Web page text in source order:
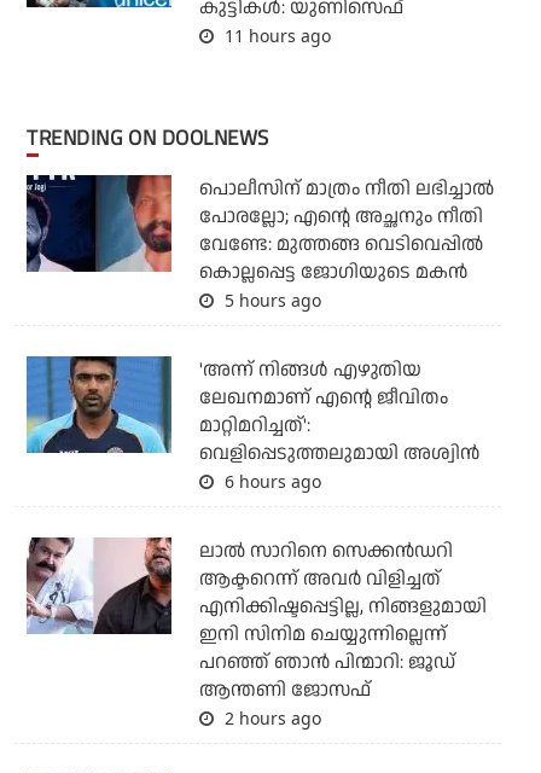
കുട്ടികള്‍: യുണിസെഫ്
11 hours ago
TRENDING ON DOOLNEWS
പൊലീസിന് മാത്രം നീതി ലഭിച്ചാല്‍
പോരല്ലോ; എന്റെ അച്ഛനും നീതി
വേണ്ടേ: മുത്തങ്ങ വെടിവെപ്പില്‍
കൊല്ലപ്പെട്ട ജോഗിയുടെ മകന്‍
5 hours ago
'അന്ന് നിങ്ങള്‍ എഴുതിയ
ലേഖനമാണ് എന്റെ ജീവിതം
മാറ്റിമറിച്ചത്':
വെളിപ്പെടുത്തലുമായി അശ്വിന്‍
6 hours ago
ലാല്‍ സാറിനെ സെക്കന്‍ഡറി
ആക്ടറെന്ന് അവര്‍ വിളിച്ചത്
എനിക്കിഷ്ടപ്പെട്ടില്ല, നിങ്ങളുമായി
ഇനി സിനിമ ചെയ്യുന്നില്ലെന്ന്
പറഞ്ഞ് ഞാന്‍ പിന്മാറി: ജൂഡ്
ആന്തണി ജോസഫ്
2 hours ago